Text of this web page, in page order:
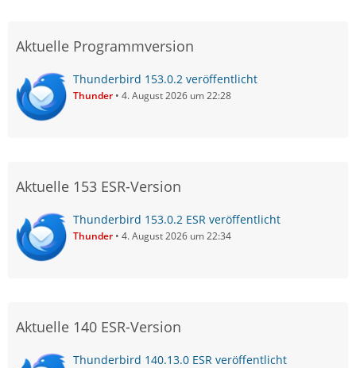
Aktuelle Programmversion
Thunderbird 153.0.2 veröffentlicht
Thunder 4. August 2026 um 22:28
Aktuelle 153 ESR-Version
Thunderbird 153.0.2 ESR veröffentlicht
Thunder 4. August 2026 um 22:34
Aktuelle 140 ESR-Version
Thunderbird 140.13.0 ESR veröffentlicht